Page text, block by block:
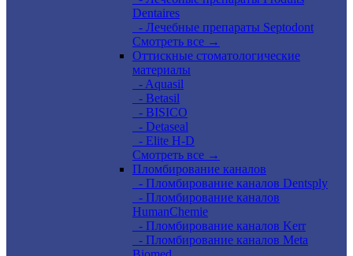
Dentaires
- Лечебные препараты Septodont
Смотреть все →
Оттискные стоматологические
материалы
- Aquasil
- Betasil
- BISICO
- Detaseal
- Elite H-D
Смотреть все →
Пломбирование каналов
- Пломбирование каналов Dentsply
- Пломбирование каналов
HumanChemie
- Пломбирование каналов Kerr
- Пломбирование каналов Meta